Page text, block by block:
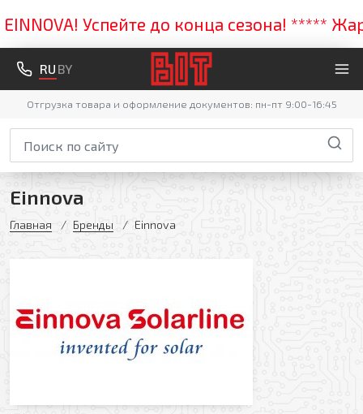
Успейте до конца сезона! *****
RU BY
Отгрузка товара и оформление документов: пн-пт 9:00-16:45
Einnova
Главная Бренды Einnova